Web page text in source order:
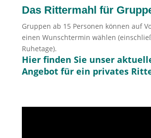
Das Rittermahl für
Gruppen ab 15 Personen können auf
einen Wunschtermin wählen
Ruhetage).
Hier finden Sie unser
Angebot für ein privates